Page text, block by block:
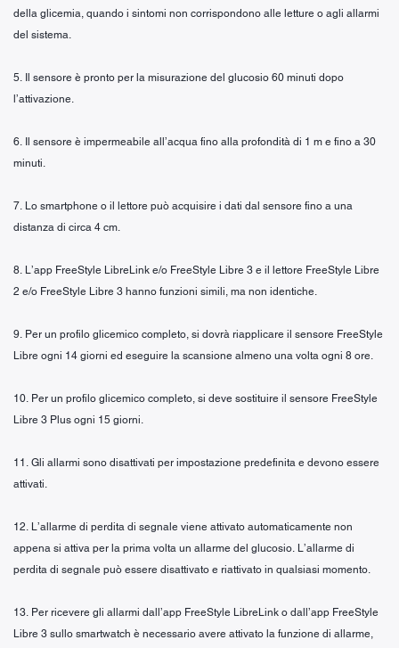
della glicemia, quando i sintomi non corrispondono alle letture o agli allarmi
del sistema.
5. Il sensore è pronto per la misurazione del glucosio 60 minuti dopo
l’attivazione.
6. Il sensore è impermeabile all’acqua fino alla profondità di 1 m e fino a 30
minuti.
7. Lo smartphone o il lettore può acquisire i dati dal sensore fino a una
distanza di circa 4 cm.
8. L’app FreeStyle LibreLink e/o FreeStyle Libre 3 e il lettore FreeStyle Libre
2 e/o FreeStyle Libre 3 hanno funzioni simili, ma non identiche.
9. Per un profilo glicemico completo, si dovrà riapplicare il sensore FreeStyle
Libre ogni 14 giorni ed eseguire la scansione almeno una volta ogni 8 ore.
10. Per un profilo glicemico completo, si deve sostituire il sensore FreeStyle
Libre 3 Plus ogni 15 giorni.
11. Gli allarmi sono disattivati per impostazione predefinita e devono essere
attivati.
12. L’allarme di perdita di segnale viene attivato automaticamente non
appena si attiva per la prima volta un allarme del glucosio. L’allarme di
perdita di segnale può essere disattivato e riattivato in qualsiasi momento.
13. Per ricevere gli allarmi dall’app FreeStyle LibreLink o dall’app FreeStyle
Libre 3 sullo smartwatch è necessario avere attivato la funzione di allarme,